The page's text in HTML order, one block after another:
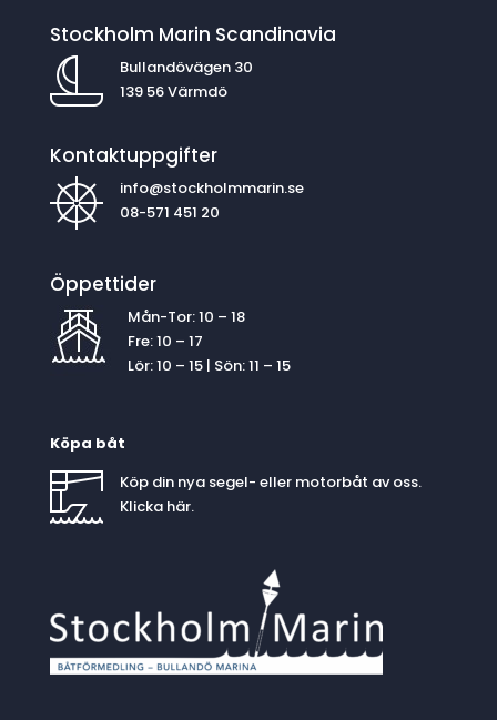
Stockholm Marin Scandinavia
Bullandövägen 30
139 56 Värmdö
Kontaktuppgifter
info@stockholmmarin.se
08-571 451 20
Öppettider
Mån-Tor: 10 – 18
Fre: 10 – 17
Lör: 10 – 15 | Sön: 11 – 15
Köpa båt
Köp din nya segel- eller motorbåt av oss.
Klicka här.